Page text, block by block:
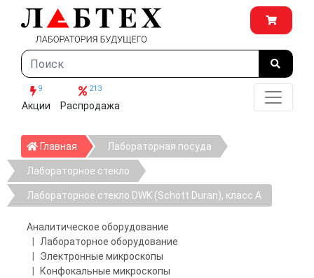
9
Акции
213
Распродажа
Главная ГлавнаяЛабораторная посуда
Лабораторное стекло
Лабораторное стекло DWK (Schott Duran), класс А
Аналитическое оборудование
Лабораторное оборудование
Электронные микроскопы
Конфокальные микроскопы